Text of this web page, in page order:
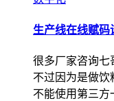
生产线在线赋码
很多厂家咨询七
不过因为是做饮
不能使用第三方